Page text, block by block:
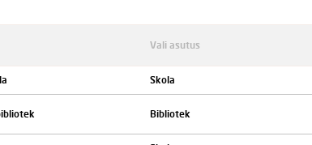
Vali asutus
Skola
Bibliotek